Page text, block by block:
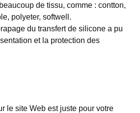
de tissu, comme : contton,
polyeter, softwell.
du transfert de silicone a pu
et la protection des
le site Web est juste pour votre